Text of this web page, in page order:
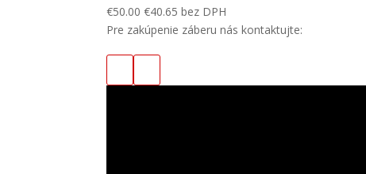
€50.00 €40.65 bez DPH
Pre zakúpenie záberu nás kontaktujte: